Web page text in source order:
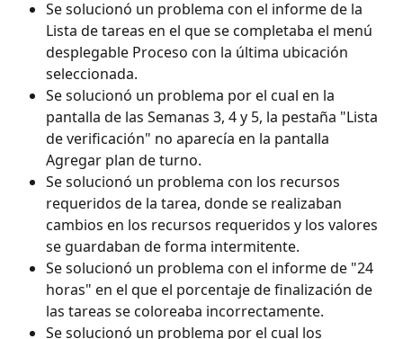
Se solucionó un problema con el informe de la
Lista de tareas en el que se completaba el menú
desplegable Proceso con la última ubicación
seleccionada.
Se solucionó un problema por el cual en la
pantalla de las Semanas 3, 4 y 5, la pestaña "Lista
de verificación" no aparecía en la pantalla
Agregar plan de turno.
Se solucionó un problema con los recursos
requeridos de la tarea, donde se realizaban
cambios en los recursos requeridos y los valores
se guardaban de forma intermitente.
Se solucionó un problema con el informe de "24
horas" en el que el porcentaje de finalización de
las tareas se coloreaba incorrectamente.
Se solucionó un problema por el cual los